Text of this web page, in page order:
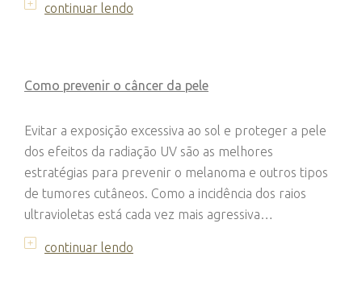
continuar lendo
Como prevenir o câncer da pele
Evitar a exposição excessiva ao sol e proteger a pele
dos efeitos da radiação UV são as melhores
estratégias para prevenir o melanoma e outros tipos
de tumores cutâneos. Como a incidência dos raios
ultravioletas está cada vez mais agressiva…
continuar lendo